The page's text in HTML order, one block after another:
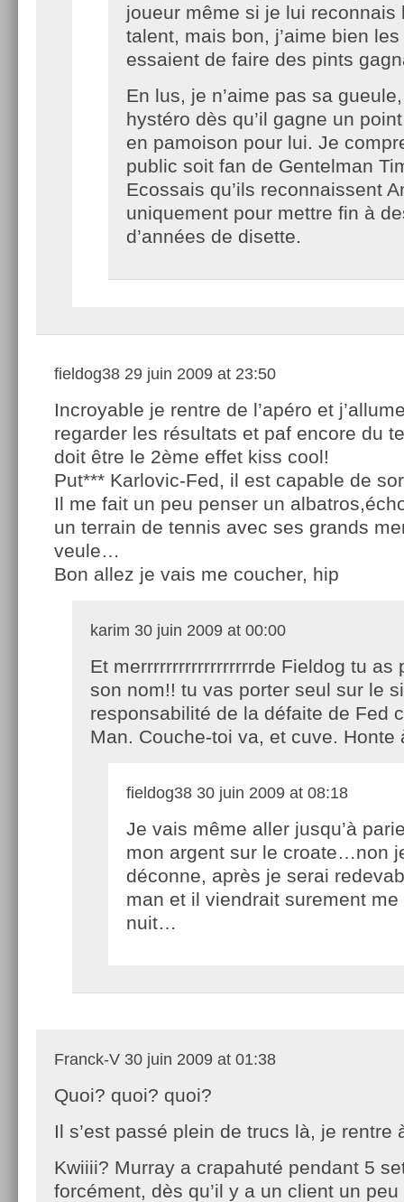
joueur même si je lui reconnais
talent, mais bon, j’aime bien
essaient de faire des pints
En lus, je n’aime pas sa
hystéro dès qu’il gagne un
en pamoison pour lui. Je
public soit fan de Gentelman
Ecossais qu’ils reconnaissent
uniquement pour mettre fin à
d’années de disette.
fieldog38 29 juin 2009 at 23:50
Incroyable je rentre de l’apéro et
regarder les résultats et paf encore du
doit être le 2ème effet kiss cool!
Put*** Karlovic-Fed, il est capable de
Il me fait un peu penser un
un terrain de tennis avec ses grands
veule…
Bon allez je vais me coucher, hip
karim 30 juin 2009 at 00:00
Et merrrrrrrrrrrrrrrrrrde Fieldog tu as
son nom!! tu vas porter seul sur le
responsabilité de la défaite de Fed
Man. Couche-toi va, et cuve. Honte
fieldog38 30 juin 2009 at 08:18
Je vais même aller jusqu’à
mon argent sur le croate…non
déconne, après je serai
man et il viendrait surement me
nuit…
Franck-V 30 juin 2009 at 01:38
Quoi? quoi? quoi?
Il s’est passé plein de trucs là, je rentre
Kwiiii? Murray a crapahuté pendant 5
forcément, dès qu’il y a un client un